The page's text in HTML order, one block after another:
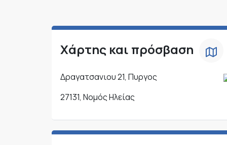
Χάρτης και πρόσβαση
Δραγατσανιου 21, Πυργος
27131, Νομός Ηλείας